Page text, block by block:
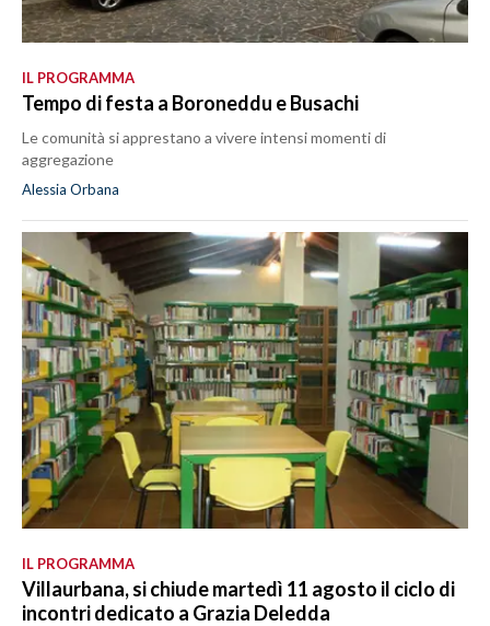
IL PROGRAMMA
Tempo di festa a Boroneddu e Busachi
Le comunità si apprestano a vivere intensi momenti di
aggregazione
Alessia Orbana
IL PROGRAMMA
Villaurbana, si chiude martedì 11 agosto il ciclo di
incontri dedicato a Grazia Deledda